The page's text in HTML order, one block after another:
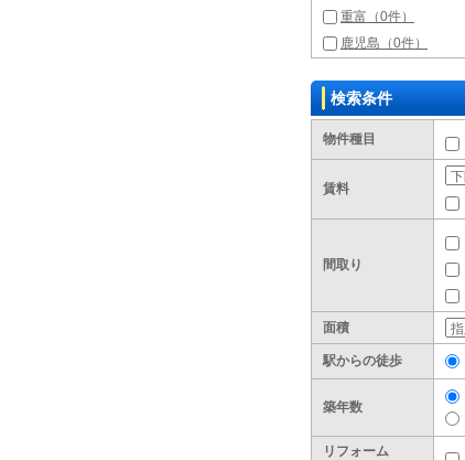
重富（0件）
鹿児島（0件）
検索条件
物件種目
賃料
間取り
面積
駅からの徒歩
築年数
リフォーム